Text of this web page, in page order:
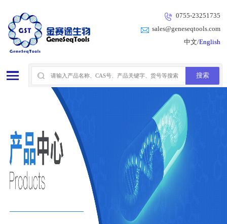
0755-23251735
sales@geneseqtools.com
中文/English